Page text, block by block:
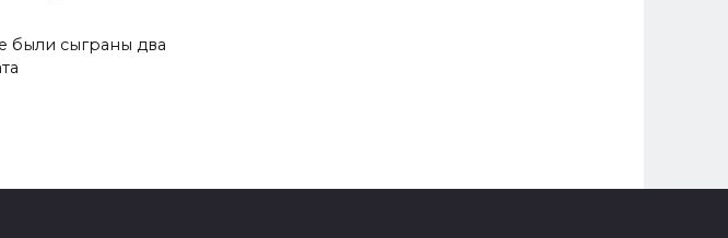
были сыграны два